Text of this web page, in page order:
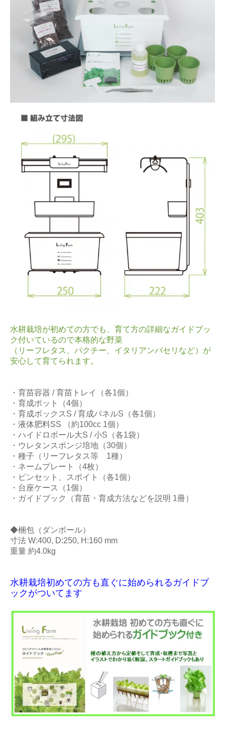
水耕栽培が初めての方でも、育て方の詳細なガイドブッ
ク付いているので本格的な野菜
（リーフレタス、パクチー、イタリアンパセリなど）が
安心して育てられます。
・育苗容器 / 育苗トレイ（各1個）
・育成ポット（4個）
・育成ボックスS / 育成パネルS（各1個）
・液体肥料SS （約100cc 1個）
・ハイドロボール大S / 小S（各1袋）
・ウレタンスポンジ培地（30個）
・種子（リーフレタス等 1種）
・ネームプレート（4枚）
・ピンセット、スポイト（各1個）
・台座ケース（1個）
・ガイドブック（育苗・育成方法などを説明 1冊）
◆梱包（ダンボール）
寸法 W:400, D:250, H:160 mm
重量 約4.0kg
水耕栽培初めての方も直ぐに始められるガイドブ
ックがついてます